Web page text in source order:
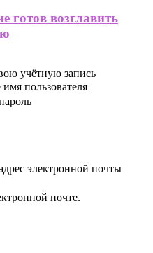
готов возглавить
учётную запись
пользователя
электронной почты
почте.